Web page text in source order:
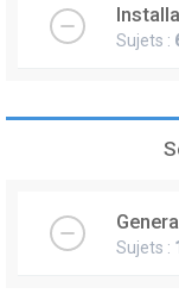
Sujets :
Sujets :